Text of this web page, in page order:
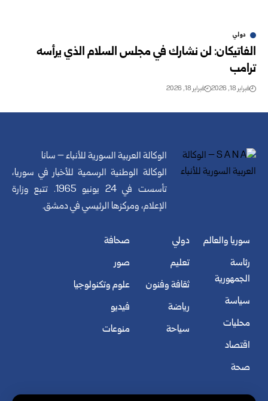
دولي
الفاتيكان: لن نشارك في مجلس السلام الذي يرأسه
ترامب
فبراير 18, 2026 فبراير 18, 2026
الوكالة العربية السورية للأنباء – سانا
الوكالة الوطنية الرسمية للأخبار في سوريا،
تأسست في 24 يونيو 1965. تتبع وزارة
الإعلام، ومركزها الرئيسي في دمشق.
سوريا والعالم
رئاسة
الجمهورية
سياسة
محليات
اقتصاد
صحة
دولي
تعليم
ثقافة وفنون
رياضة
سياحة
صحافة
صور
علوم وتكنولوجيا
فيديو
منوعات